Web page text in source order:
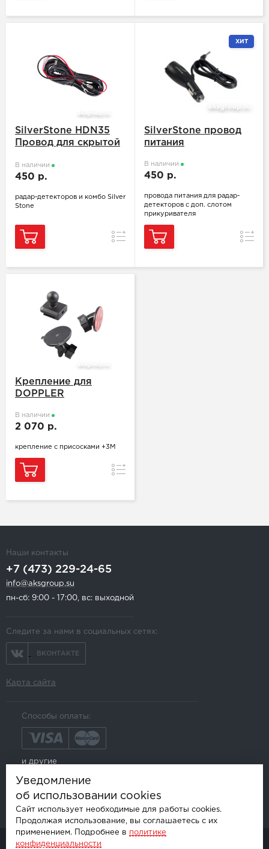
SilverStone HDN35
Провод для скрытой
В наличии
450 р.
радар-детекторов и комбо Silver
Stone
Сравнение
ХИТ
SilverStone провод
питания
В наличии
450 р.
провода питания для радар-
детекторов с доп. слотом
прикуривателя
Крепление для
DOPPLER
В наличии
2 070 р.
крепление с присосками +3M
Сравнение
Наши контакты
+7 (473) 229-24-65
info@aksgroup.su
пн-сб: 9:00 - 17:00, вс: выходной
Следите за нами в социальных сетях:
ВКОНТАКТЕ
Карта сайта
Способы оплаты:
и другие
© AKSGROUP, 2026.
Уведомление
об использовании cookies
Сайт использует необходимые для работы cookies.
Продолжая использование, вы соглашаетесь с их
применением. Подробнее в политике
конфиденциальности